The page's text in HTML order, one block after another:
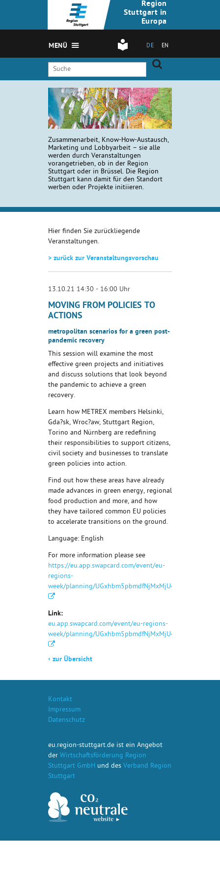
Region
Stuttgart in
Europa
DE EN
MENÜ
Zusammenarbeit, Know-How-Austausch,
Marketing und Lobbyarbeit – sie alle
werden durch Veranstaltungen
vorangetrieben, ob in der Region
Stuttgart oder in Brüssel. Die Region
Stuttgart kann damit für den Standort
werben oder Projekte initiieren.
Hier finden Sie zurückliegende
Veranstaltungen.
> zurück zur Veranstaltungsvorschau
13.10.21 14:30 - 16:00 Uhr
MOVING FROM POLICIES TO
ACTIONS
metropolitan scenarios for a green post-
pandemic recovery
This session will examine the most
effective green projects and initiatives
and discuss solutions that look beyond
the pandemic to achieve a green
recovery.
Learn how METREX members Helsinki,
Gda?sk, Wroc?aw, Stuttgart Region,
Torino and Nürnberg are redefining
their responsibilities to support citizens,
civil society and businesses to translate
green policies into action.
Find out how these areas have already
made advances in green energy, regional
food production and more, and how
they have tailored common EU policies
to accelerate transitions on the ground.
Language: English
For more information please see
https://eu.app.swapcard.com/event/eu-
regions-
week/planning/UGxhbm5pbmdfNjMxMjU4
Link:
eu.app.swapcard.com/event/eu-regions-
week/planning/UGxhbm5pbmdfNjMxMjU4
‹ zur Übersicht
Kontakt
Impressum
Datenschutz
eu.region-stuttgart.de ist ein Angebot
der Wirtschaftsförderung Region
Stuttgart GmbH und des Verband Region
Stuttgart